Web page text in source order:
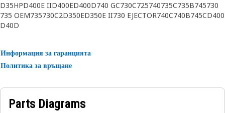
D35HPD400E IID400ED400D740 GC730C725740735C735B745730
735 OEM735730C2D350ED350E II730 EJECTOR740C740B745CD400
D40D
Информация за гаранцията
Политика за връщане
Parts Diagrams